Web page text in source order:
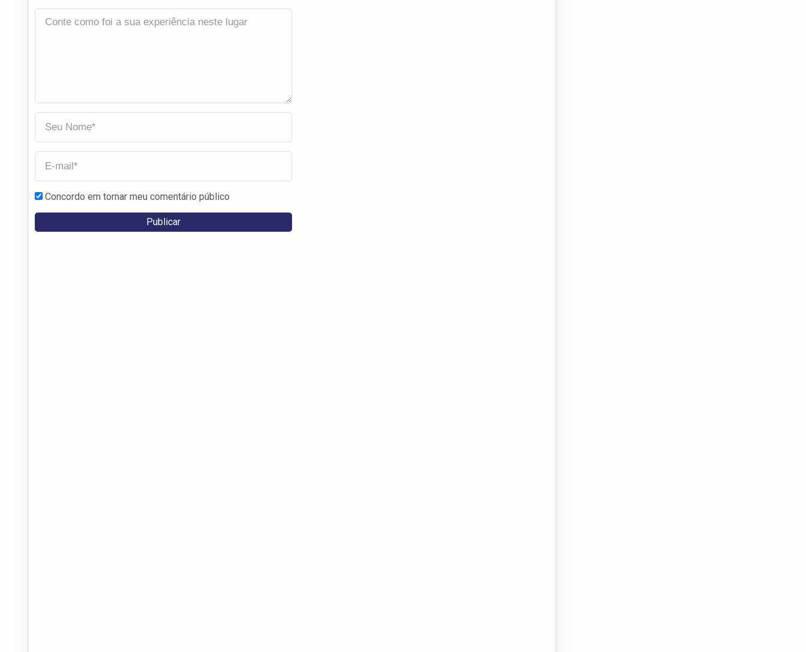
Concordo em tornar meu comentário público